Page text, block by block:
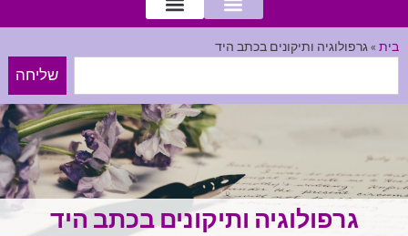
בית »גרפולוגיה ותיקונים בכתב היד
שליחה
גרפולוגיה ותיקונים בכתב היד